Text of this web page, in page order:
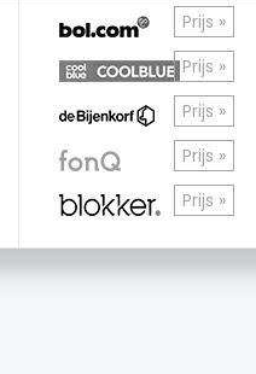
Prijs »
Prijs »
Prijs »
Prijs »
Prijs »